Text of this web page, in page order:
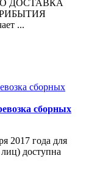
ДОСТАВКА
...
сборных
2017 года для
доступна